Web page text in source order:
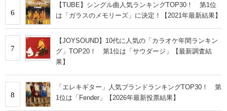
6
【TUBE】シングル曲人気ランキングTOP30！ 第1位
は「ガラスのメモリーズ」に決定！【2021年最新結果】
7
【JOYSOUND】10代に人気の「カラオケ年間ランキン
グ」TOP20！ 第1位は「サウダージ」【最新調査結
果】
8
「エレキギター」人気ブランドランキングTOP30！ 第
1位は「Fender」【2026年最新投票結果】